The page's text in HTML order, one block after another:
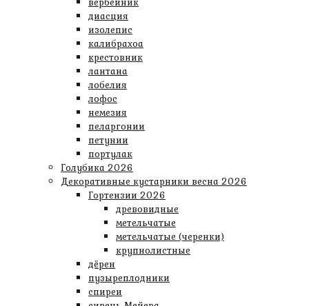
диасция
изолепис
калибрахоа
крестовник
лантана
лобелия
лофос
немезия
пеларгонии
петунии
портулак
Голубика 2026
Декоративные кустарники весна 2026
Гортензии 2026
древовидные
метельчатые
метельчатые (черенки)
крупнолистные
дёрен
пузыреплодники
спиреи